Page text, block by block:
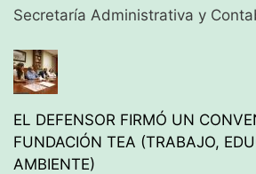
Secretaría Administrativa y
EL DEFENSOR FIRMÓ UN
FUNDACIÓN TEA (TRABAJO,
AMBIENTE)